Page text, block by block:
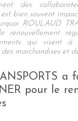
des
bien souvent
ROULAUD
renouvellement
qui visent à
marchandises et
a
pour le